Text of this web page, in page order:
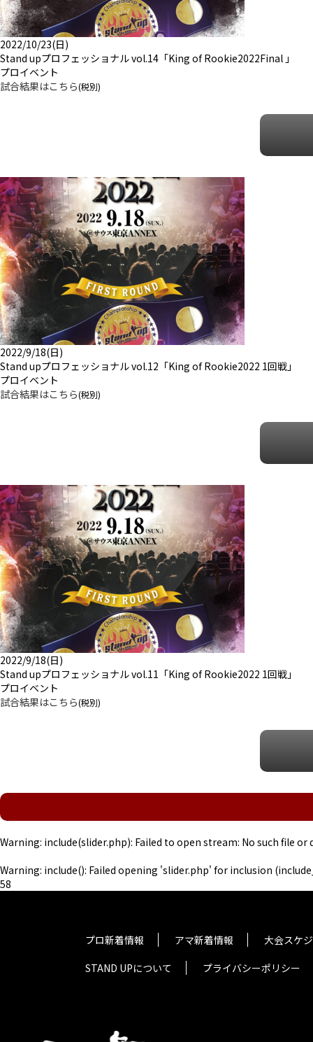
2022/10/23(日)
Stand upプロフェッショナル vol.14「King of Rookie2022Final 」
プロイベント
試合結果はこちら(税別)
2022/9/18(日)
Stand upプロフェッショナル vol.12「King of Rookie2022 1回戦」
プロイベント
試合結果はこちら(税別)
2022/9/18(日)
Stand upプロフェッショナル vol.11「King of Rookie2022 1回戦」
プロイベント
試合結果はこちら(税別)
Warning: include(slider.php): Failed to open stream: No such file or
Warning: include(): Failed opening 'slider.php' for inclusion
58
プロ新着情報 アマ新着情報 大会スケ
STAND UPについて
プライバシーポリシー